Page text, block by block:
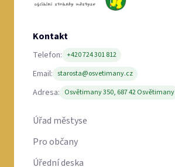
Kontakt
Telefon: +420 724 301 812
Email: starosta@osvetimany.cz
Adresa: Osvětimany 350, 687 42 Osvětimany
Úřad městyse
Pro občany
Úřední deska